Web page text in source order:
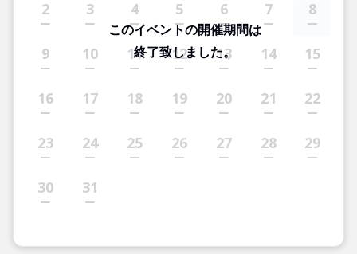
2 3 4 5 6 7 8
9 10 11 12 13 14 15
16 17 18 19 20 21 22
23 24 25 26 27 28 29
30 31
このイベントの開催期間は
終了致しました。